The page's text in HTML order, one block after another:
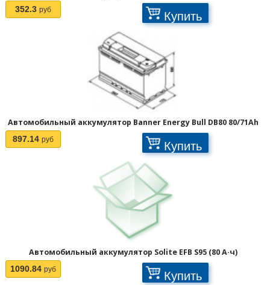
352.3 руб Купить
Автомобильный аккумулятор Banner Energy Bull DB80 80/71Ah
897.14 руб Купить
Автомобильный аккумулятор Solite EFB S95 (80 А·ч)
1090.84 руб Купить